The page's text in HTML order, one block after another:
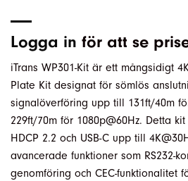
Logga in för att se
iTrans WP301-Kit är ett mångsidigt
Plate Kit designat för sömlös
signalöverföring upp till 131ft/40m
229ft/70m för 1080p@60Hz. Detta
HDCP 2.2 och USB-C upp till
avancerade funktioner som RS232-
genomföring och CEC-funktionalitet